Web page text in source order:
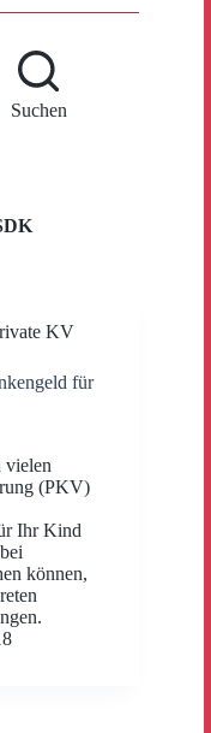
Suchen
KV
für
vielen
(PKV)
Ihr Kind
können,